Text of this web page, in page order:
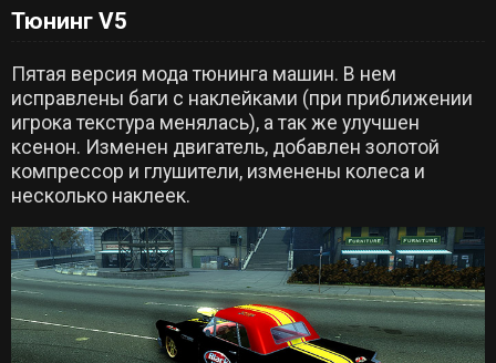
Тюнинг V5
Пятая версия мода тюнинга машин. В нем
исправлены баги с наклейками (при приближении
игрока текстура менялась), а так же улучшен
ксенон. Изменен двигатель, добавлен золотой
компрессор и глушители, изменены колеса и
несколько наклеек.